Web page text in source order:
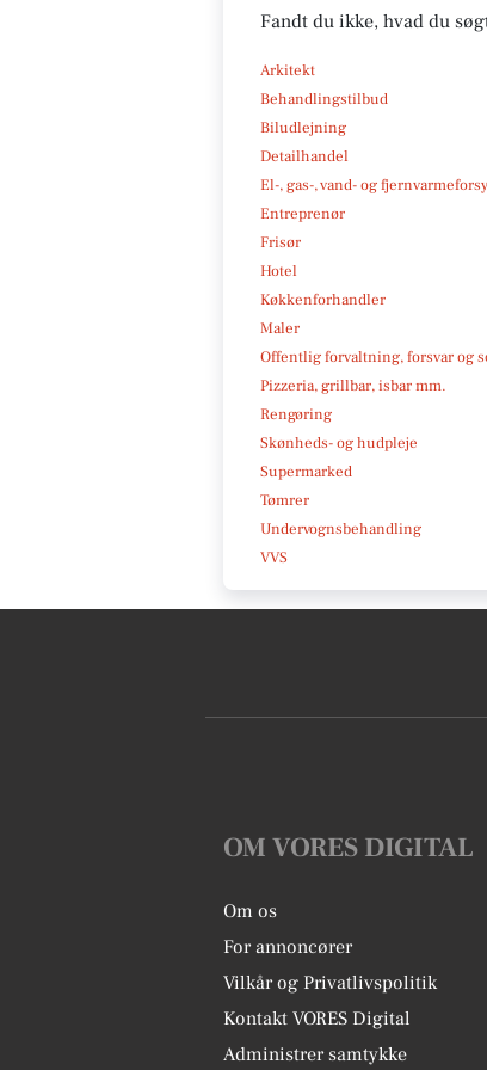
Fandt du ikke, hvad du
Arkitekt
Behandlingstilbud
Biludlejning
Detailhandel
El-, gas-, vand- og
Entreprenør
Frisør
Hotel
Køkkenforhandler
Maler
Offentlig forvaltning, forsvar og
Pizzeria, grillbar, isbar mm.
Rengøring
Skønheds- og hudpleje
Supermarked
Tømrer
Undervognsbehandling
VVS
OM VORES DIGITAL
Om os
For annoncører
Vilkår og Privatlivspolitik
Kontakt VORES Digital
Administrer samtykke